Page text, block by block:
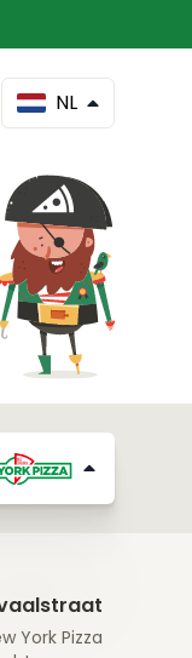
NL
York Pizza